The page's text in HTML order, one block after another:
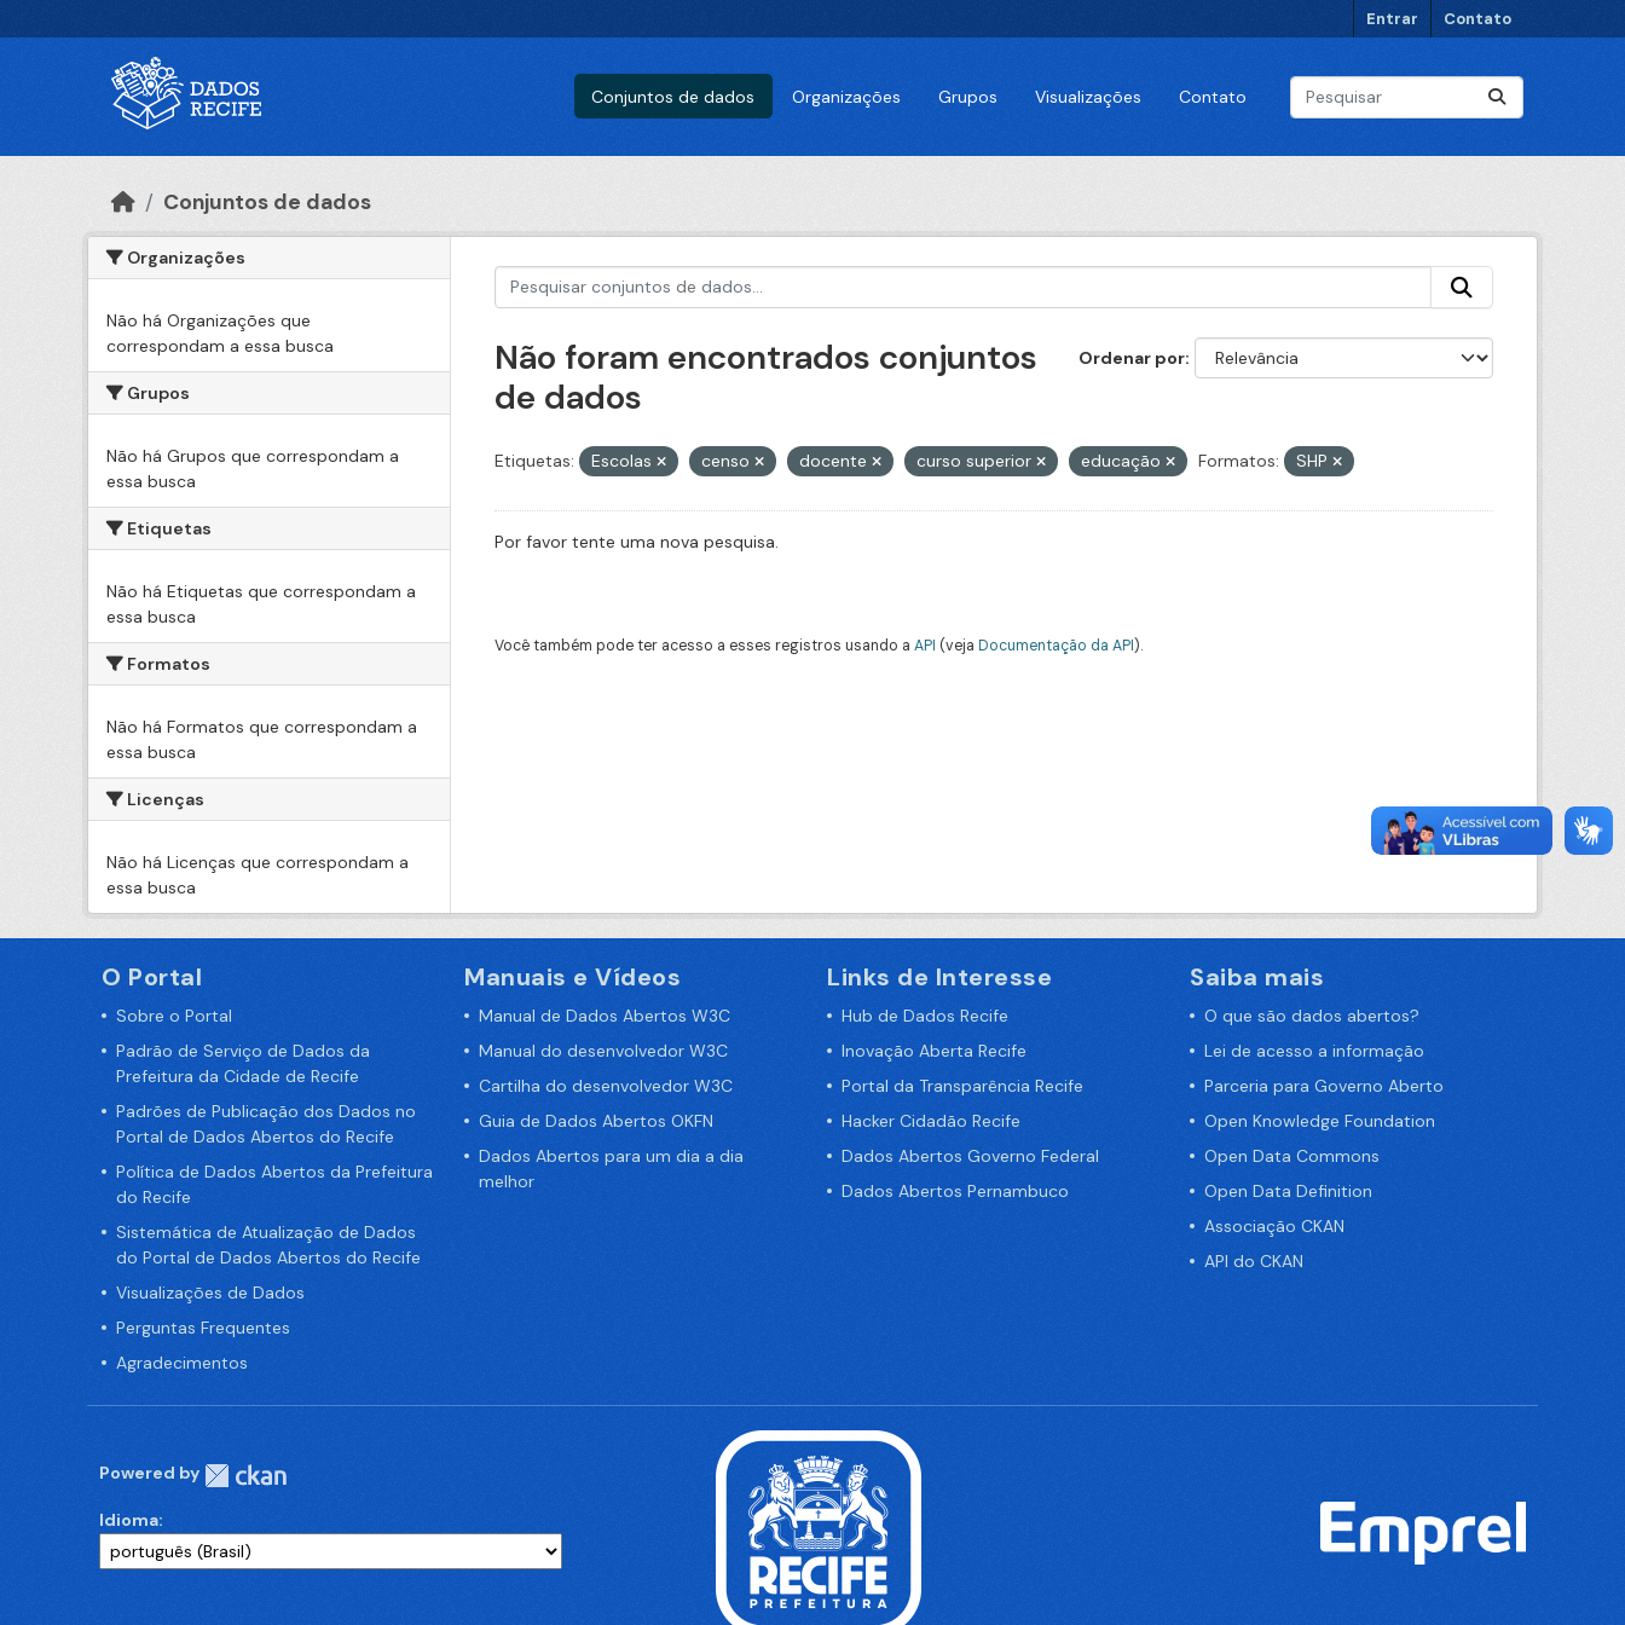
Entrar Contato
Conjuntos de dados Organizações Grupos Visualizações Contato
Conjuntos de dados
Organizações
Não há Organizações que
correspondam a essa busca
Grupos
Não há Grupos que correspondam a
essa busca
Etiquetas
Não há Etiquetas que correspondam a
essa busca
Formatos
Não há Formatos que correspondam a
essa busca
Licenças
Não há Licenças que correspondam a
essa busca
Ordenar por
Não foram encontrados conjuntos
de dados
Etiquetas: Escolas censo docente curso superior educação Formatos: SHP
Por favor tente uma nova pesquisa.
Você também pode ter acesso a esses registros usando a API (veja Documentação da API).
O Portal
Sobre o Portal
Padrão de Serviço de Dados da
Prefeitura da Cidade de Recife
Padrões de Publicação dos Dados no
Portal de Dados Abertos do Recife
Política de Dados Abertos da Prefeitura
do Recife
Sistemática de Atualização de Dados
do Portal de Dados Abertos do Recife
Visualizações de Dados
Perguntas Frequentes
Agradecimentos
Manuais e Vídeos
Manual de Dados Abertos W3C
Manual do desenvolvedor W3C
Cartilha do desenvolvedor W3C
Guia de Dados Abertos OKFN
Dados Abertos para um dia a dia
melhor
Links de Interesse
Hub de Dados Recife
Inovação Aberta Recife
Portal da Transparência Recife
Hacker Cidadão Recife
Dados Abertos Governo Federal
Dados Abertos Pernambuco
Saiba mais
O que são dados abertos?
Lei de acesso a informação
Parceria para Governo Aberto
Open Knowledge Foundation
Open Data Commons
Open Data Definition
Associação CKAN
API do CKAN
Powered by
Idioma